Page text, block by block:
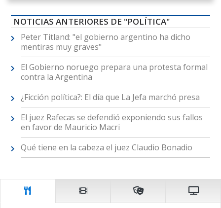
NOTICIAS ANTERIORES DE "POLÍTICA"
Peter Titland: "el gobierno argentino ha dicho
mentiras muy graves"
El Gobierno noruego prepara una protesta formal
contra la Argentina
¿Ficción política?: El día que La Jefa marchó presa
El juez Rafecas se defendió exponiendo sus fallos
en favor de Mauricio Macri
Qué tiene en la cabeza el juez Claudio Bonadio